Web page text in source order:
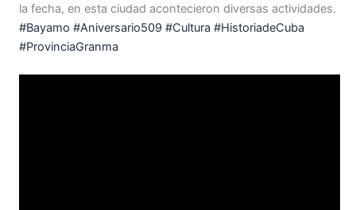
la fecha, en esta ciudad acontecieron diversas actividades.
#Bayamo #Aniversario509 #Cultura #HistoriadeCuba
#ProvinciaGranma